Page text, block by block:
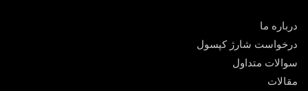
درباره ما
درخواست شارژ کپسول
سوالات متداول
مقالات